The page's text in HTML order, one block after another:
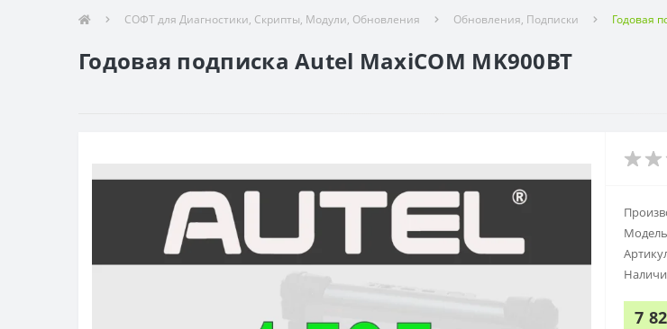
СОФТ для Диагностики, Скрипты, Модули, Обновления Обновления, Подписки Годовая
Годовая подписка Autel MaxiCOM MK900BT
7